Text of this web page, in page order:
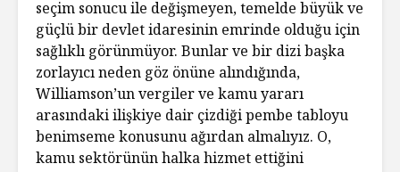
seçim sonucu ile değişmeyen, temelde büyük ve
güçlü bir devlet idaresinin emrinde olduğu için
sağlıklı görünmüyor. Bunlar ve bir dizi başka
zorlayıcı neden göz önüne alındığında,
Williamson’un vergiler ve kamu yararı
arasındaki ilişkiye dair çizdiği pembe tabloyu
benimseme konusunu ağırdan almalıyız. O,
kamu sektörünün halka hizmet ettiğini